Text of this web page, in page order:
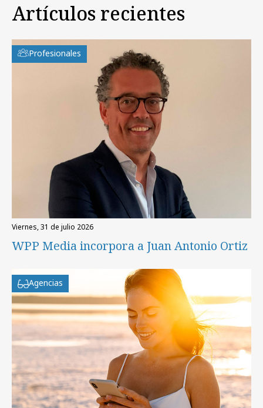
Artículos recientes
Profesionales
viernes, 31 de julio 2026
WPP Media incorpora a Juan Antonio Ortiz
Agencias